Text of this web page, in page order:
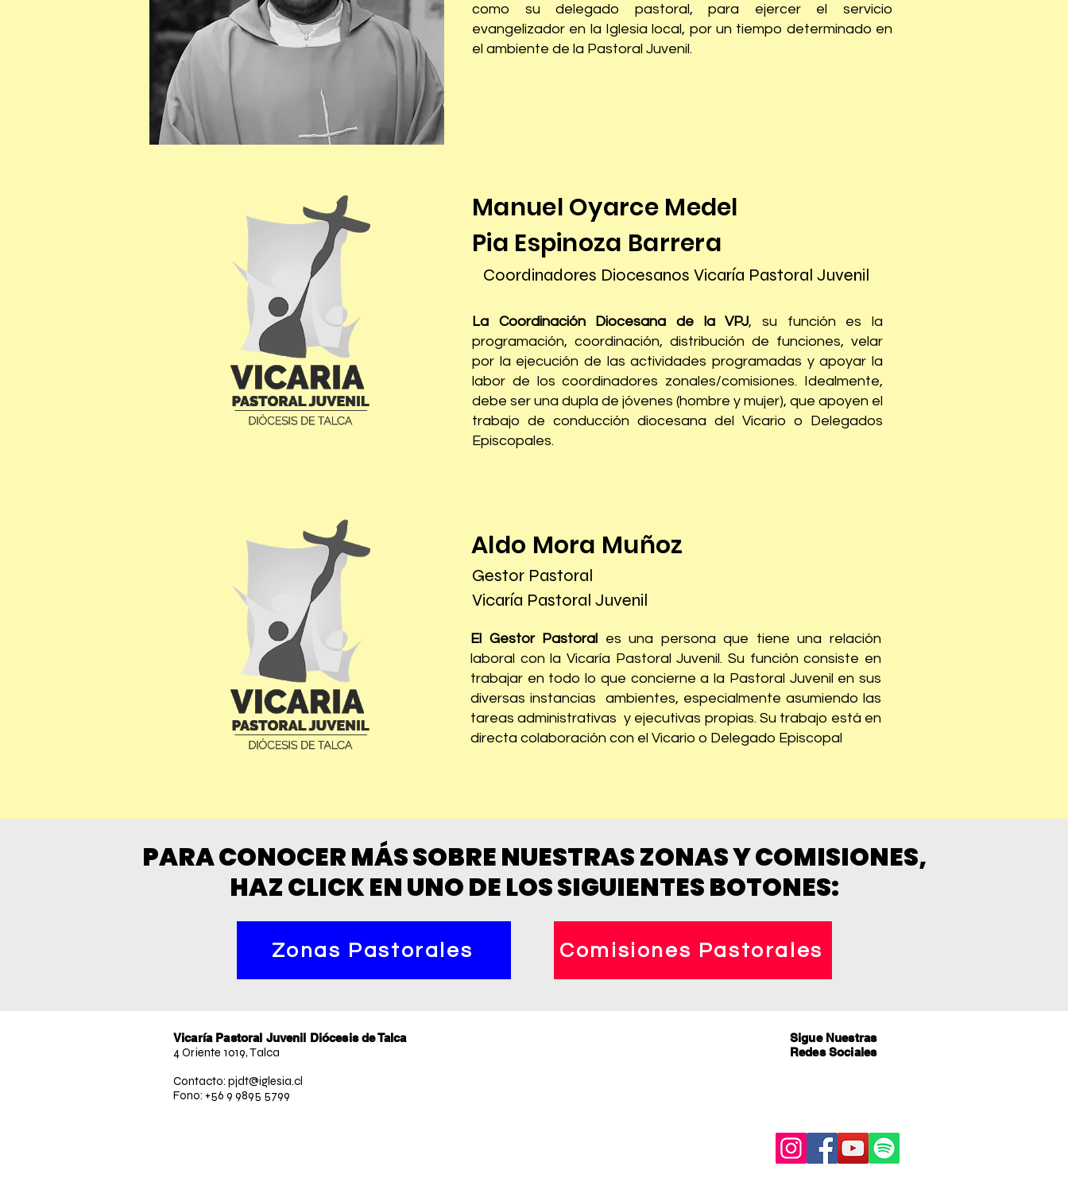
como su delegado pastoral, para ejercer el servicio
evangelizador en la Iglesia local, por un tiempo determinado en
el ambiente de la Pastoral Juvenil.
Manuel Oyarce Medel
Pia Espinoza Barrera
Coordinadores Diocesanos Vicaría Pastoral Juvenil
La Coordinación Diocesana de la VPJ, su función es la
programación, coordinación, distribución de funciones, velar
por la ejecución de las actividades programadas y apoyar la
labor de los coordinadores zonales/comisiones. Idealmente,
debe ser una dupla de jóvenes (hombre y mujer), que apoyen el
trabajo de conducción diocesana del Vicario o Delegados
Episcopales.
Aldo Mora Muñoz
Gestor Pastoral
Vicaría Pastoral Juvenil
El Gestor Pastoral es una persona que tiene una relación
laboral con la Vicaría Pastoral Juvenil. Su función consiste en
trabajar en todo lo que concierne a la Pastoral Juvenil en sus
diversas instancias ambientes, especialmente asumiendo las
tareas administrativas y ejecutivas propias. Su trabajo está en
directa colaboración con el Vicario o Delegado Episcopal
PARA CONOCER MÁS SOBRE NUESTRAS ZONAS Y COMISIONES,
HAZ CLICK EN UNO DE LOS SIGUIENTES BOTONES:
Zonas Pastorales Comisiones Pastorales
Vicaría Pastoral Juvenil Diócesis de Talca
4 Oriente 1019, Talca
Contacto: pjdt@iglesia.cl
Fono: +56 9 9895 5799
Sigue Nuestras
Redes Sociales